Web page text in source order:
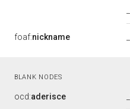
foaf:nickname
BLANK NODES
ocd:aderisce